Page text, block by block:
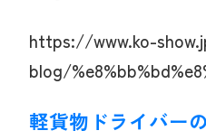
https://www.ko-
blog/
軽貨物ドライバー